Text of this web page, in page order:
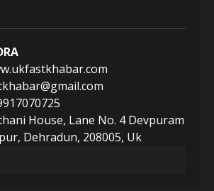
House, Lane No. 4 Devpuram
Dehradun, 208005, Uk